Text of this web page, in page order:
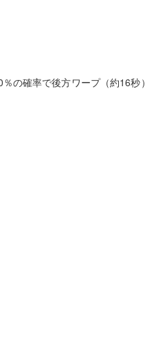
の確率で後方ワープ（約16秒）